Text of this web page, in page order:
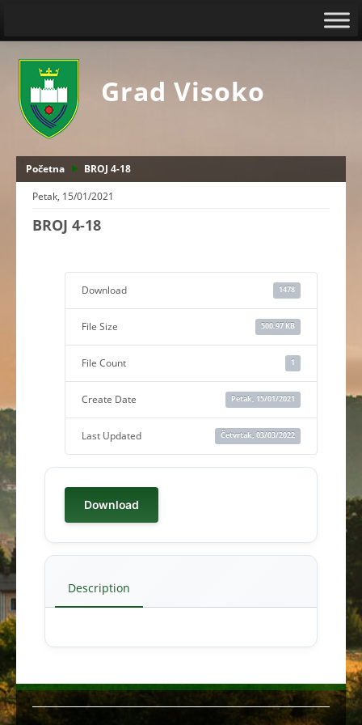
Grad Visoko
Početna
BROJ 4-18
Petak, 15/01/2021
BROJ 4-18
Download 1478
File Size 500.97 KB
File Count 1
Create Date Petak, 15/01/2021
Last Updated Četvrtak, 03/03/2022
Download
Description